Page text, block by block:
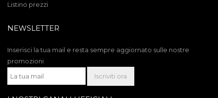
Listino prezzi
NEWSLETTER
Inserisci la tua mail e resta sempre aggiornato sulle nostre
promozioni